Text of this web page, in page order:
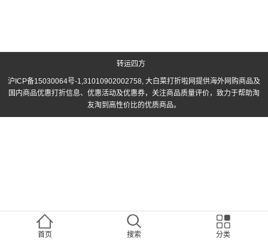
转运四方
沪ICP备15030064号-1,31010902002758, 大白菜打折啦网提供海外网购商品及
国内商品优惠打折信息、优惠活动及优惠券，关注商品质量评价，致力于帮助淘
友淘到高性价比的优质商品。
首页 搜索 分类